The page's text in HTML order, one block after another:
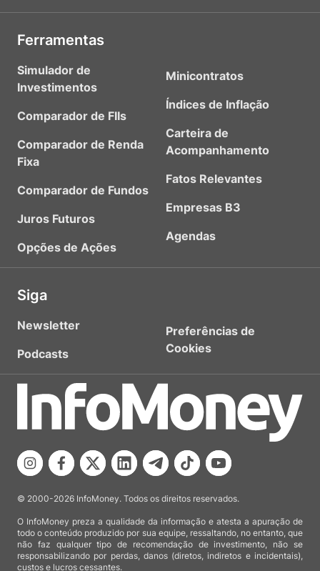
Ferramentas
Simulador de
Investimentos
Comparador de FIIs
Comparador de Renda
Fixa
Comparador de Fundos
Juros Futuros
Opções de Ações
Minicontratos
Índices de Inflação
Carteira de
Acompanhamento
Fatos Relevantes
Empresas B3
Agendas
Siga
Newsletter
Podcasts
Preferências de
Cookies
© 2000-2026 InfoMoney. Todos os direitos reservados.
O InfoMoney preza a qualidade da informação e atesta a apuração de
todo o conteúdo produzido por sua equipe, ressaltando, no entanto, que
não faz qualquer tipo de recomendação de investimento, não se
responsabilizando por perdas, danos (diretos, indiretos e incidentais),
custos e lucros cessantes.